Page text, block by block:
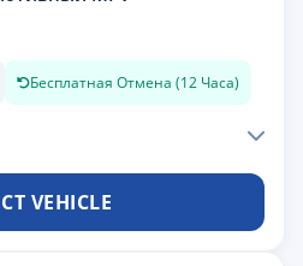
Бесплатная Отмена (12 Часа)
VEHICLE